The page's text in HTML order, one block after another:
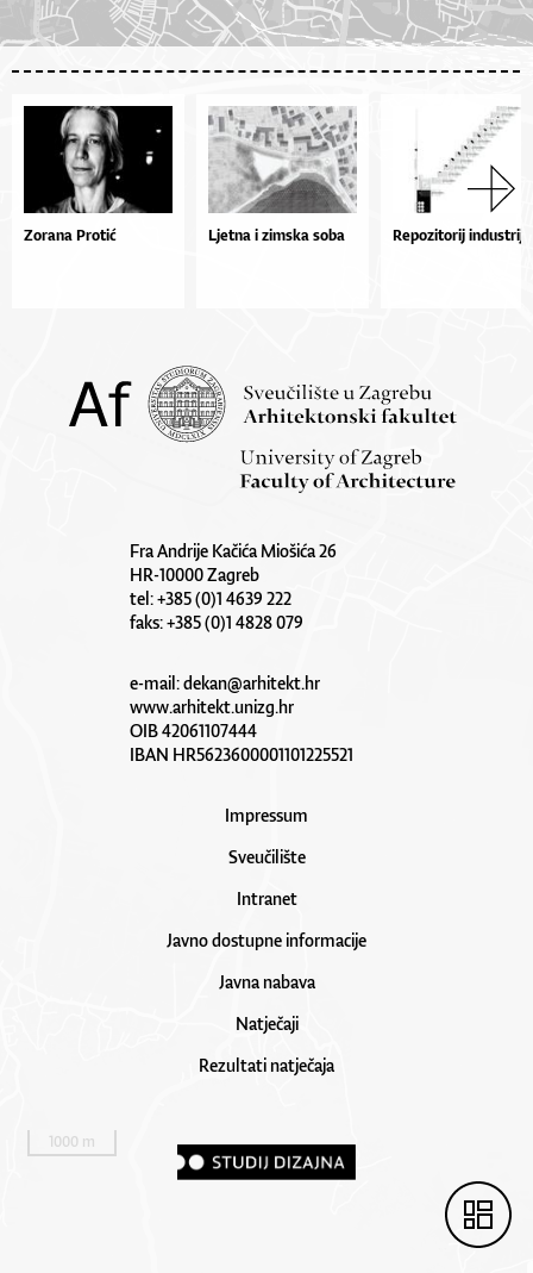
Zorana Protić Ljetna i zimska soba Repozitorij industrije
Fra Andrije Kačića Miošića 26
HR-10000 Zagreb
tel: +385 (0)1 4639 222
faks: +385 (0)1 4828 079
e-mail:dekan@arhitekt.hr
www.arhitekt.unizg.hr
OIB 42061107444
IBAN HR5623600001101225521
Impressum
Sveučilište
Intranet
Javno dostupne informacije
Javna nabava
Natječaji
Rezultati natječaja
1000 m